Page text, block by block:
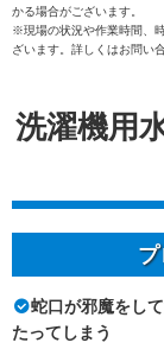
かる場合がございます。
※現場の状況や作業時間、
ざいます。詳しくはお問い
洗濯機用
蛇口が邪魔をし
たってしまう